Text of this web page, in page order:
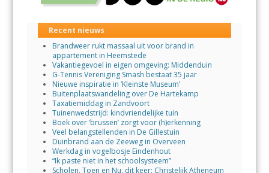
Recent nieuws
Brandweer rukt massaal uit voor brand in
appartement in Heemstede
Vakantiegevoel in eigen omgeving: Middenduin
G-Tennis Vereniging Smash bestaat 35 jaar
Nieuwe inspiratie in ‘Kleinste Museum’
Buitenplaatswandeling over De Hartekamp
Taxatiemiddag in Zandvoort
Tuinenwedstrijd: kindvriendelijke tuin
Boek over ‘brussen’ zorgt voor (h)erkenning
Veel belangstellenden in De Gillestuin
Duinbrand aan de Zeeweg in Overveen
Werkdag in vogelbosje Eindenhout
“Ik paste niet in het schoolsysteem”
Scholen, Toen en Nu, dit keer: Christelijk Atheneum